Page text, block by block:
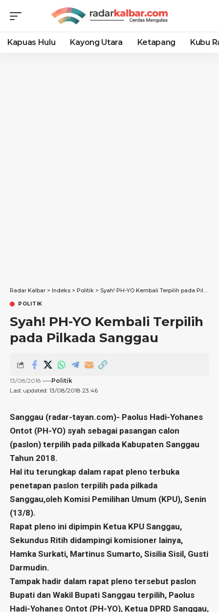
Kapuas Hulu Kayong Utara Ketapang Kubu
Radar Kalbar > Indeks > Politik > Syah! PH-YO Kembali Terpilih pada Pilkada Sanggau
POLITIK
Syah! PH-YO Kembali Terpilih
pada Pilkada Sanggau
Last updated: 13/08/2018 23:46
13/08/2018 Politik
Sanggau (radar-tayan.com)- Paolus Hadi-Yohanes
Ontot (PH-YO) syah sebagai pasangan calon
(paslon) terpilih pada pilkada Kabupaten Sanggau
Tahun 2018.
Hal itu terungkap dalam rapat pleno terbuka
penetapan paslon terpilih pada pilkada
Sanggau,oleh Komisi Pemilihan Umum (KPU), Senin
(13/8).
Rapat pleno ini dipimpin Ketua KPU Sanggau,
Sekundus Ritih didampingi komisioner lainya,
Hamka Surkati, Martinus Sumarto, Sisilia Sisil, Gusti
Darmudin.
Tampak hadir dalam rapat pleno tersebut paslon
Bupati dan Wakil Bupati Sanggau terpilih, Paolus
Hadi-Yohanes Ontot (PH-YO), Ketua DPRD Sanggau,